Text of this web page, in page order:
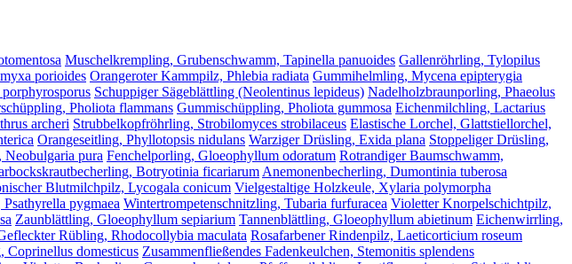
Muschelkrempling, Grubenschwamm, Tapinella panuoides Gallenröhrling, Tylopilus
porioides Orangeroter Kammpilz, Phlebia radiata Gummihelmling, Mycena epipterygia
Schuppiger Sägeblättling (Neolentinus lepideus) Nadelholzbraunporling, Phaeolus
Pholiota flammans Gummischüppling, Pholiota gummosa Eichenmilchling, Lactarius
archeri Strubbelkopfröhrling, Strobilomyces strobilaceus Elastische Lorchel, Glattstiellorchel,
Orangeseitling, Phyllotopsis nidulans Warziger Drüsling, Exida plana Stoppeliger Drüsling,
pura Fenchelporling, Gloeophyllum odoratum Rotrandiger Baumschwamm,
Botryotinia ficariarum Anemonenbecherling, Dumontinia tuberosa
Blutmilchpilz, Lycogala conicum Vielgestaltige Holzkeule, Xylaria polymorpha
pygmaea Wintertrompetenschnitzling, Tubaria furfuracea Violetter Knorpelschichtpilz,
Zaunblättling, Gloeophyllum sepiarium Tannenblättling, Gloeophyllum abietinum Eichenwirrling,
Rübling, Rhodocollybia maculata Rosafarbener Rindenpilz, Laeticorticium roseum
Coprinellus domesticus Zusammenfließendes Fadenkeulchen, Stemonitis splendens